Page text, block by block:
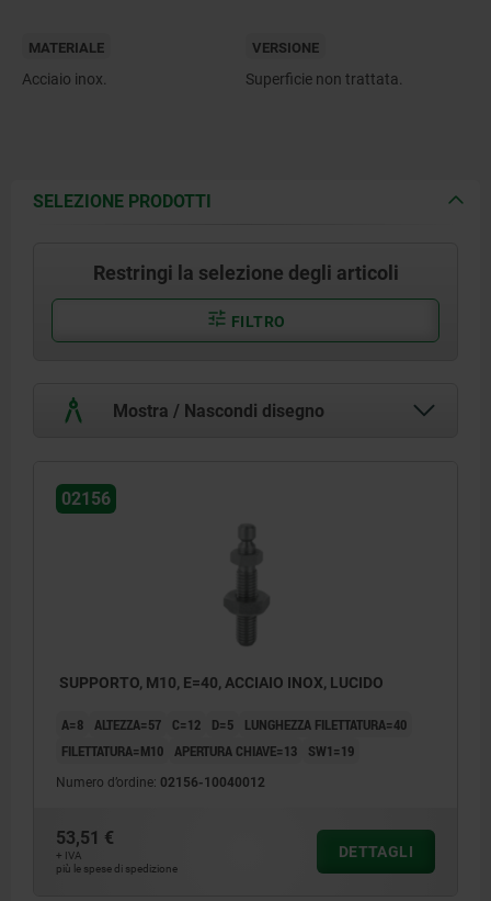
MATERIALE
Acciaio inox.
VERSIONE
Superficie non trattata.
SELEZIONE PRODOTTI
Restringi la selezione degli articoli
FILTRO
Mostra / Nascondi disegno
02156
SUPPORTO, M10, E=40, ACCIAIO INOX, LUCIDO
A=8 ALTEZZA=57 C=12 D=5
LUNGHEZZA FILETTATURA=40
FILETTATURA=M10 APERTURA CHIAVE=13 SW1=19
Numero d’ordine: 02156-10040012
53,51 €
+ IVA
più le spese di spedizione
DETTAGLI